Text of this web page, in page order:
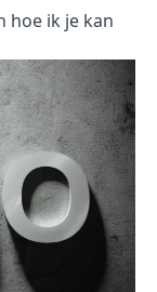
hoe ik je kan